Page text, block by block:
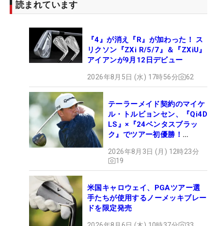
読まれています
『4』が消え『R』が加わった！ ス
リクソン『ZXi R/5/7』＆『ZXiU』
アイアンが9月12日デビュー
2026年8月5日 (水) 17時56分 62
テーラーメイド契約のマイケ
ル・トルビョンセン、『Qi4D
LS』×『24ベンタスブラッ
ク』でツアー初優勝！
2026年8月3日 (月) 12時23分
19
米国キャロウェイ、PGAツアー選
手たちが使用するノーメッキブレー
ドを限定発売